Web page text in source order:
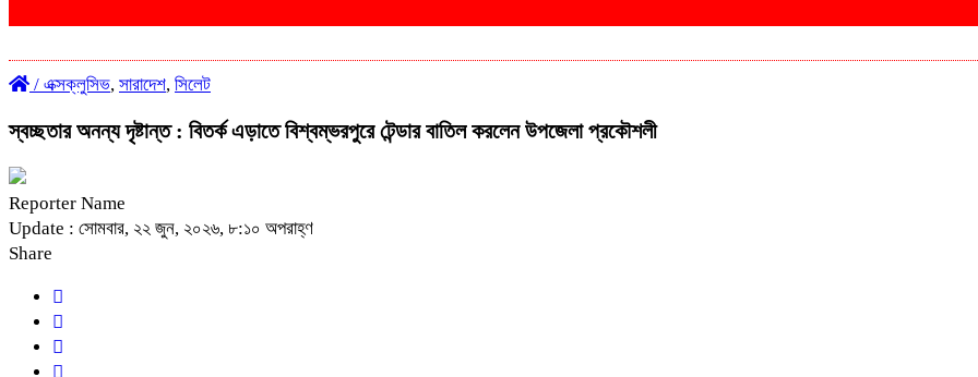
/ এক্সক্লুসিভ, সারাদেশ, সিলেট
স্বচ্ছতার অনন্য দৃষ্টান্ত : বিতর্ক এড়াতে বিশ্বম্ভরপুরে টেন্ডার বাতিল করলেন উপজেলা প্রকৌশলী
Reporter Name
Update : সোমবার, ২২ জুন, ২০২৬, ৮:১০ অপরাহ্ণ
Share